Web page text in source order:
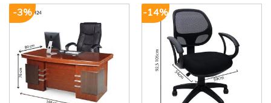
-3% -14%